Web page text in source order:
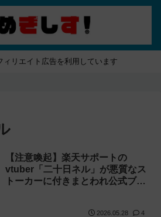
ィリエイト広告を利用しています
【注意喚起】楽天サポートの
vtuber「二十日ネル」が悪質なス
トーカーに付きまとわれ公式ブチ
2026.05.28 4